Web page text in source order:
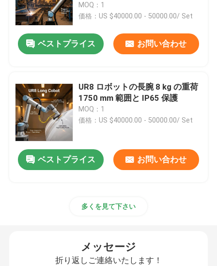
MOQ：1
価格：US $40000.00 - 50000.00/ Set
ベストプライス お問い合わせ
UR8 ロボットの長腕 8 kg の重荷
1750 mm 範囲と IP65 保護
MOQ：1
価格：US $40000.00 - 50000.00/ Set
ベストプライス お問い合わせ
多くを見て下さい
メッセージ
折り返しご連絡いたします！